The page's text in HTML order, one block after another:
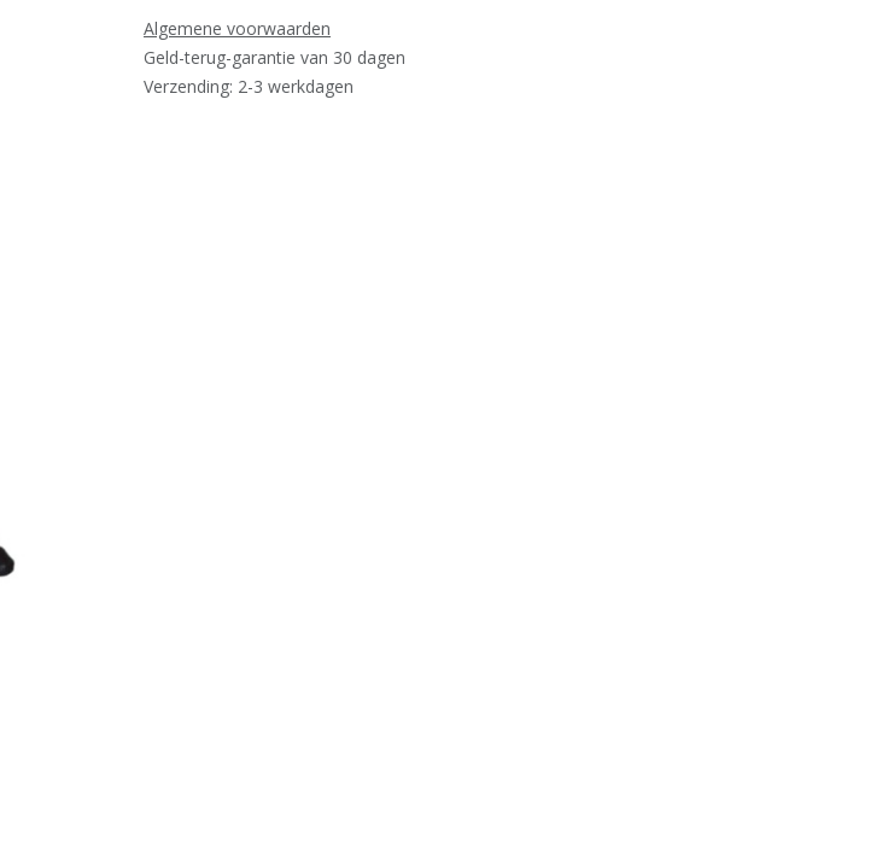
Algemene voorwaarden
Geld-terug-garantie van 30 dagen
Verzending: 2-3 werkdagen